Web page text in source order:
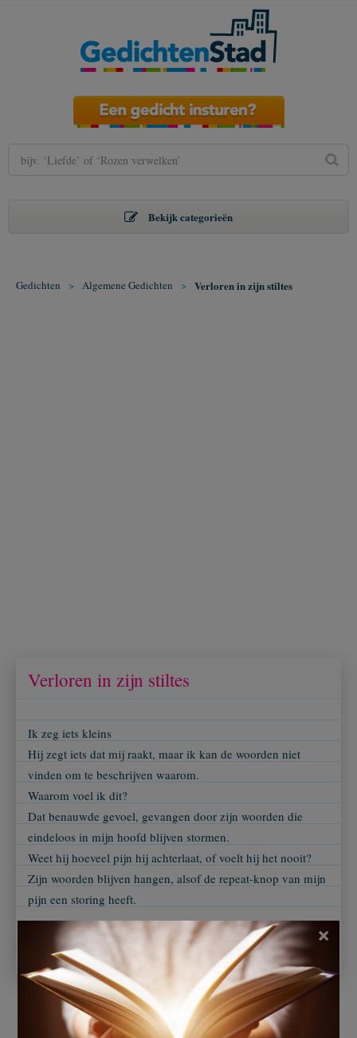
Bekijk categorieën
Gedichten > Algemene Gedichten > Verloren in zijn stiltes
Verloren in zijn stiltes
Ik zeg iets kleins
Hij zegt iets dat mij raakt, maar ik kan de woorden niet
vinden om te beschrijven waarom.
Waarom voel ik dit?
Dat benauwde gevoel, gevangen door zijn woorden die
eindeloos in mijn hoofd blijven stormen.
Weet hij hoeveel pijn hij achterlaat, of voelt hij het nooit?
Zijn woorden blijven hangen, alsof de repeat-knop van mijn
pijn een storing heeft.
×